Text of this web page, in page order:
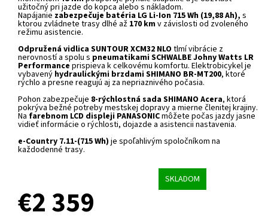
užitočný pri jazde do kopca alebo s nákladom.
Napájanie zabezpečuje batéria LG Li-Ion 715 Wh (19,88 Ah), s
ktorou zvládnete trasy dlhé až 170 kmv závislosti od zvoleného
režimu asistencie.
Odpružená vidlica SUNTOUR XCM32 NLO tlmí vibrácie z
nerovností a spolu s pneumatikami SCHWALBE Johny Watts LR
Performance prispieva k celkovému komfortu. Elektrobicykel je
vybavený hydraulickými brzdami SHIMANO BR-MT200, ktoré
rýchlo a presne reagujú aj za nepriaznivého počasia.
Pohon zabezpečuje 8-rýchlostná sada SHIMANO Acera, ktorá
pokrýva bežné potreby mestskej dopravy a mierne členitej krajiny.
Na farebnom LCD displeji PANASONICmôžete počas jazdy jasne
vidieť informácie o rýchlosti, dojazde a asistencii nastavenia.
e-Country 7.11-(715 Wh) je spoľahlivým spoločníkom na
každodenné trasy.
SKLADOM
€2 359